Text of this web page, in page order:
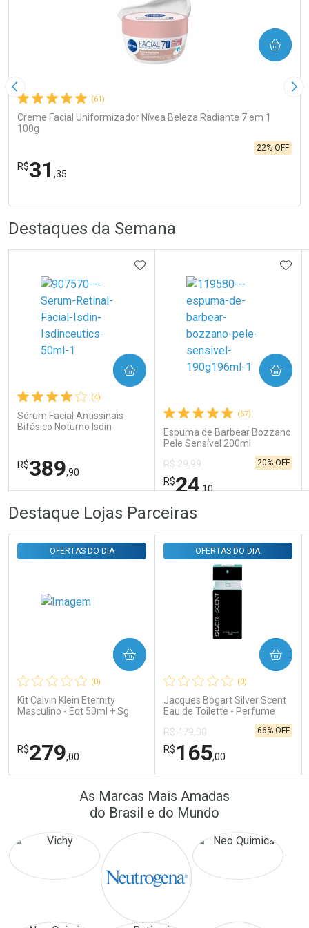
Imagem Anterior
(61)
Creme Facial Uniformizador Nívea Beleza Radiante 7 em 1
100g
R$31 ,35
22% OFF
COMPRAR
Laboratório
Comprar sem Desconto
Por R$ 31,35/cada
Por Menos
Comprar sem Desconto
Por R$ 31,35/cada
Destaques da Semana
(4)
Sérum Facial Antissinais
Bifásico Noturno Isdin
R$389,90
ADICIONAR AOS FAVORITOS
COMPRAR
FECHAR
Laboratório
Comprar sem Desconto
Por R$ 389,90/cada
FECHAR
Por Menos
Comprar sem Desconto
Por R$ 389,90/cada
(67)
Espuma de Barbear Bozzano
Pele Sensível 200ml
R$ 29,99
R$24,10
20% OFF
COMPRAR
Comprar sem Desconto
Por R$ 24,10/cada
Por Menos
Comprar sem Desconto
Por R$ 24,10/cada
Destaque Lojas Parceiras
(0)
Kit Calvin Klein Eternity
Masculino - Edt 50ml + Sg
OFERTAS DO DIA
R$279,00
COMPRAR
FECHAR
FECHAR
Por Menos
(0)
Jacques Bogart Silver Scent
Eau de Toilette - Perfume
OFERTAS DO DIA
R$ 479,00
R$165,00
66% OFF
COMPRAR
Laboratório
Por Menos
As Marcas Mais Amadas
do Brasil e do Mundo